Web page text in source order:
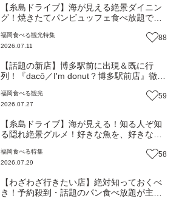
【糸島ドライブ】海が見える絶景ダイニン
グ！焼きたてパンビュッフェ食べ放題で大
Beach Cafe』（福岡・糸島市）【まち歩
き】
福岡食べる観光特集
2026.07.11
88
【話題の新店】博多駅前に出現＆既に行
列！『dacō／I'm donut？博多駅前店』徹底
しみ方＆イチオシメニューも紹介！（福岡
市博多区）【まち歩き】
福岡食べる観光
2026.07.27
59
【糸島ドライブ】海が見える！知る人ぞ知
る隠れ絶景グルメ！好きな魚を、好きなだ
堂』（福岡市西区）【まち歩き】
福岡食べる特集
2026.07.29
58
【わざわざ行きたい店】絶対知っておくべ
き！予約殺到・話題のパン食べ放題が主